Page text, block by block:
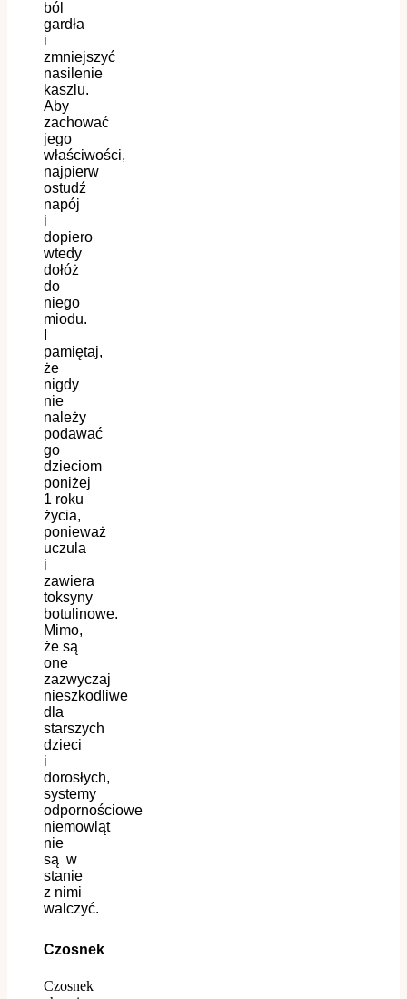
ból
gardła
i
zmniejszyć
nasilenie
kaszlu.
Aby
zachować
jego
właściwości,
najpierw
ostudź
napój
i
dopiero
wtedy
dołóż
do
niego
miodu.
pamiętaj,
że
nigdy
nie
należy
podawać
go
dzieciom
poniżej
1 roku
życia,
ponieważ
uczula
i
zawiera
toksyny
botulinowe.
Mimo,
że są
one
zazwyczaj
nieszkodliwe
dla
starszych
dzieci
i
dorosłych,
systemy
odpornościowe
niemowląt
nie
są w
stanie
z nimi
walczyć.
Czosnek
Czosnek